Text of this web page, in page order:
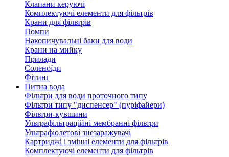
Клапани керуючі
Комплектуючі елементи для фільтрів
Крани для фільтрів
Помпи
Накопичувальні баки для води
Крани на мийку
Прилади
Соленоїди
Фітинг
Питна вода
Фільтри для води проточного типу
Фільтри типу "диспенсер" (пуріфайери)
Фільтри-кувшини
Ультрафільтраційні мембранні фільтри
Ультрафіолетові знезаражувачі
Картриджі і змінні елементи для фільтрів
Комплектуючі елементи для фільтрів